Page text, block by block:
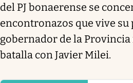
del PJ bonaerense se
encontronazos que vive
gobernador de la Provincia
batalla con Javier Milei.